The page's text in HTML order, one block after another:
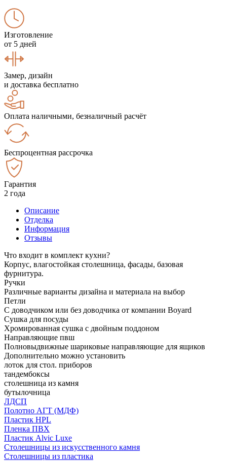
Изготовление
от 5 дней
Замер, дизайн
и доставка бесплатно
Оплата наличными, безналичный расчёт
Беспроцентная рассрочка
Гарантия
2 года
Описание
Отделка
Информация
Отзывы
Что входит в комплект кухни?
Корпус, влагостойкая столешница, фасады, базовая
фурнитура.
Ручки
Различные варианты дизайна и материала на выбор
Петли
С доводчиком или без доводчика от компании Boyard
Сушка для посуды
Хромированная сушка с двойным поддоном
Направляющие пвш
Полновыдвижные шариковые направляющие для ящиков
Дополнительно можно установить
лоток для стол. приборов
тандембоксы
столешница из камня
бутылочница
ЛДСП
Полотно АГТ (МДФ)
Пластик HPL
Пленка ПВХ
Пластик Alvic Luxe
Столешницы из искусственного камня
Столешницы из пластика